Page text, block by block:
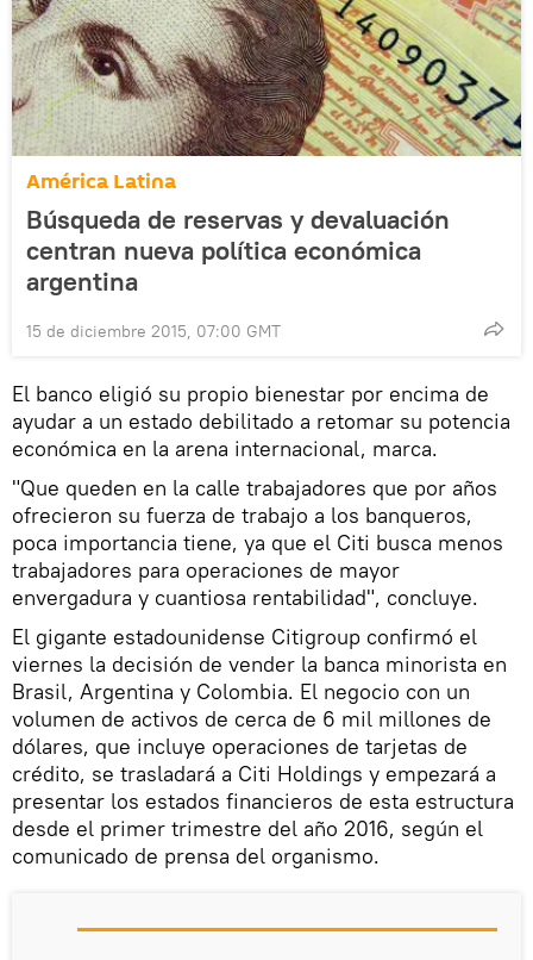
América Latina
Búsqueda de reservas y devaluación
centran nueva política económica
argentina
15 de diciembre 2015, 07:00 GMT
El banco eligió su propio bienestar por encima de
ayudar a un estado debilitado a retomar su potencia
económica en la arena internacional, marca.
"Que queden en la calle trabajadores que por años
ofrecieron su fuerza de trabajo a los banqueros,
poca importancia tiene, ya que el Citi busca menos
trabajadores para operaciones de mayor
envergadura y cuantiosa rentabilidad", concluye.
El gigante estadounidense Citigroup confirmó el
viernes la decisión de vender la banca minorista en
Brasil, Argentina y Colombia. El negocio con un
volumen de activos de cerca de 6 mil millones de
dólares, que incluye operaciones de tarjetas de
crédito, se trasladará a Citi Holdings y empezará a
presentar los estados financieros de esta estructura
desde el primer trimestre del año 2016, según el
comunicado de prensa del organismo.